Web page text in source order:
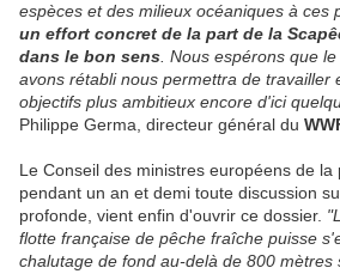
espèces et des milieux océaniques à ces
un effort concret de la part de la
dans le bon sens . Nous espérons que
avons rétabli nous permettra de travailler
objectifs plus ambitieux encore d'ici
Philippe Germa, directeur général du
Le Conseil des ministres européens de la
pendant un an et demi toute discussion
profonde, vient enfin d'ouvrir ce dossier.
flotte française de pêche fraîche puisse
chalutage de fond au-delà de 800 mètres